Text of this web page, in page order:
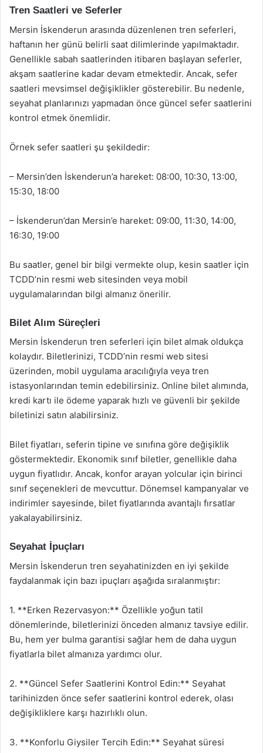
Tren Saatleri ve Seferler
Mersin İskenderun arasında düzenlenen tren seferleri,
haftanın her günü belirli saat dilimlerinde yapılmaktadır.
Genellikle sabah saatlerinden itibaren başlayan seferler,
akşam saatlerine kadar devam etmektedir. Ancak, sefer
saatleri mevsimsel değişiklikler gösterebilir. Bu nedenle,
seyahat planlarınızı yapmadan önce güncel sefer saatlerini
kontrol etmek önemlidir.
Örnek sefer saatleri şu şekildedir:
– Mersin’den İskenderun’a hareket: 08:00, 10:30, 13:00,
15:30, 18:00
– İskenderun’dan Mersin’e hareket: 09:00, 11:30, 14:00,
16:30, 19:00
Bu saatler, genel bir bilgi vermekte olup, kesin saatler için
TCDD’nin resmi web sitesinden veya mobil
uygulamalarından bilgi almanız önerilir.
Bilet Alım Süreçleri
Mersin İskenderun tren seferleri için bilet almak oldukça
kolaydır. Biletlerinizi, TCDD’nin resmi web sitesi
üzerinden, mobil uygulama aracılığıyla veya tren
istasyonlarından temin edebilirsiniz. Online bilet alımında,
kredi kartı ile ödeme yaparak hızlı ve güvenli bir şekilde
biletinizi satın alabilirsiniz.
Bilet fiyatları, seferin tipine ve sınıfına göre değişiklik
göstermektedir. Ekonomik sınıf biletler, genellikle daha
uygun fiyatlıdır. Ancak, konfor arayan yolcular için birinci
sınıf seçenekleri de mevcuttur. Dönemsel kampanyalar ve
indirimler sayesinde, bilet fiyatlarında avantajlı fırsatlar
yakalayabilirsiniz.
Seyahat İpuçları
Mersin İskenderun tren seyahatinizden en iyi şekilde
faydalanmak için bazı ipuçları aşağıda sıralanmıştır:
1. **Erken Rezervasyon:** Özellikle yoğun tatil
dönemlerinde, biletlerinizi önceden almanız tavsiye edilir.
Bu, hem yer bulma garantisi sağlar hem de daha uygun
fiyatlarla bilet almanıza yardımcı olur.
2. **Güncel Sefer Saatlerini Kontrol Edin:** Seyahat
tarihinizden önce sefer saatlerini kontrol ederek, olası
değişikliklere karşı hazırlıklı olun.
3. **Konforlu Giysiler Tercih Edin:** Seyahat süresi